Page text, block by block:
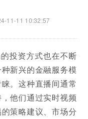
11-11 10:32:57
投资方式也在不断
新兴的金融服务模
。这种直播间通常
他们通过实时视频
策略建议、市场分